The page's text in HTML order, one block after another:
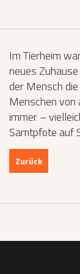
Im Tierheim
neues
der Mensch
Menschen von
immer –
Samtpfote auf
Zurück